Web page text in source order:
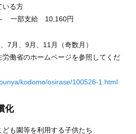
いる方
一部支給 10,160円
7月、9月、11月（奇数月）
働省のホームページを参照してくだ
kodomo/osirase/100526-1.html
化
も園等を利用する子供たち